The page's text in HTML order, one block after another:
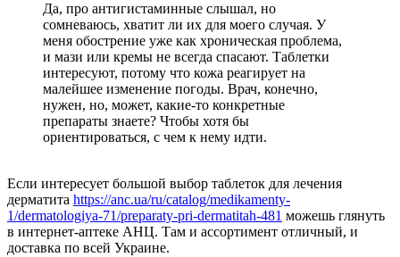
Да, про антигистаминные слышал, но
сомневаюсь, хватит ли их для моего случая. У
меня обострение уже как хроническая проблема,
и мази или кремы не всегда спасают. Таблетки
интересуют, потому что кожа реагирует на
малейшее изменение погоды. Врач, конечно,
нужен, но, может, какие-то конкретные
препараты знаете? Чтобы хотя бы
ориентироваться, с чем к нему идти.
Если интересует большой выбор таблеток для лечения
дерматита https://anc.ua/ru/catalog/medikamenty-
1/dermatologiya-71/preparaty-pri-dermatitah-481 можешь глянуть
в интернет-аптеке АНЦ. Там и ассортимент отличный, и
доставка по всей Украине.